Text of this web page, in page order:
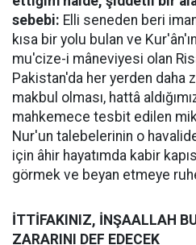
sebebi: Elli seneden beri
kısa bir yolu bulan ve
mu'cize-i mâneviyesi olan
Pakistan'da her yerden daha
makbul olması, hattâ
mahkemece tesbit edilen
Nur'un talebelerinin o
için âhir hayatımda kabir
görmek ve beyan etmeye
İTTİFAKINIZ, İNŞAALLAH
ZARARINI DEF EDECEK